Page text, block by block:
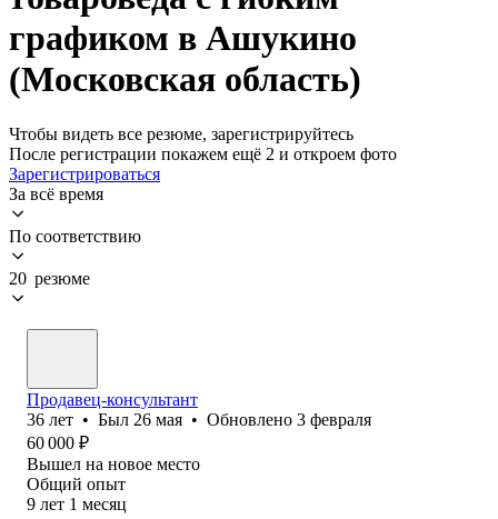
графиком в Ашукино
(Московская область)
Чтобы видеть все резюме, зарегистрируйтесь
После регистрации покажем ещё 2 и откроем фото
Зарегистрироваться
За всё время
По соответствию
20 резюме
Продавец-консультант
36 лет • Был 26 мая • Обновлено 3 февраля
60 000 ₽
Вышел на новое место
Общий опыт
9 лет 1 месяц